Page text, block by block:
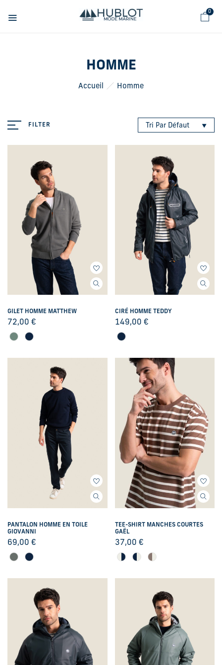
0
HOMME
Accueil Homme
FILTER Tri Par Défaut
GILET HOMME MATTHEW
72,00 €
CIRÉ HOMME TEDDY
149,00 €
PANTALON HOMME EN TOILE
GIOVANNI
69,00 €
TEE-SHIRT MANCHES COURTES
GAËL
37,00 €
Panneau de gestion des cookies